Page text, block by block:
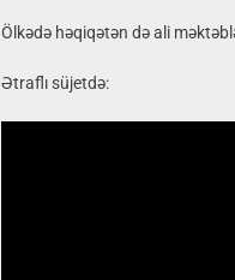
Ölkədə həqiqətən də ali
Ətraflı süjetdə: